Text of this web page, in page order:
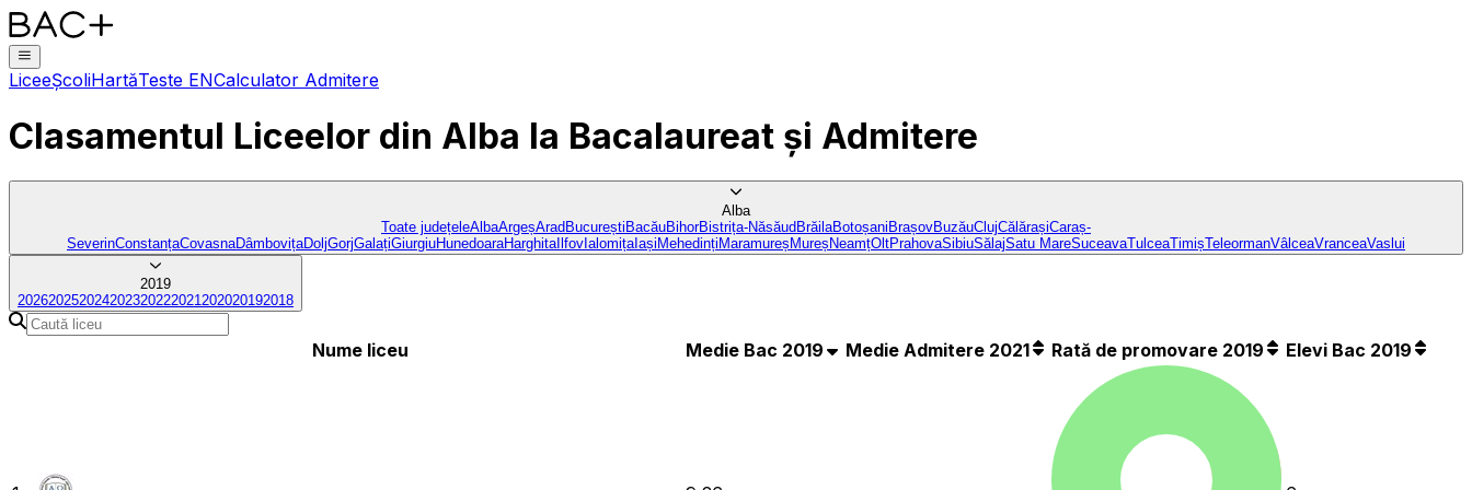
LiceeȘcoliHartăTeste ENCalculator Admitere
Clasamentul Liceelor din Alba la Bacalaureat și Admitere
Alba
Toate județeleAlbaArgeșAradBucureștiBacăuBihorBistrița-NăsăudBrăilaBotoșaniBrașovBuzăuClujCălărașiCaraș-
SeverinConstanțaCovasnaDâmbovițaDoljGorjGalațiGiurgiuHunedoaraHarghitaIlfovIalomițaIașiMehedințiMaramureșMureșNeamțOltPrahovaSibiuSălajSatu MareSuceavaTulceaTimișTeleormanVâlceaVranceaVaslui
2019
202620252024202320222021 202020192018
Nume liceu Medie Bac 2019 Medie Admitere 2021 Rată de promovare 2019 Elevi Bac 2019